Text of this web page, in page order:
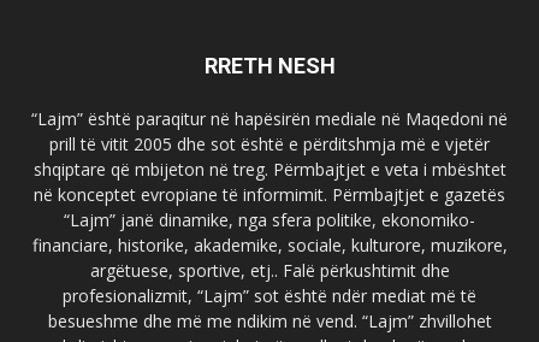
RRETH NESH
“Lajm” është paraqitur në hapësirën mediale në Maqedoni në
prill të vitit 2005 dhe sot është e përditshmja më e vjetër
shqiptare që mbijeton në treg. Përmbajtjet e veta i mbështet
në konceptet evropiane të informimit. Përmbajtjet e gazetës
“Lajm” janë dinamike, nga sfera politike, ekonomiko-
financiare, historike, akademike, sociale, kulturore, muzikore,
argëtuese, sportive, etj.. Falë përkushtimit dhe
profesionalizmit, “Lajm” sot është ndër mediat më të
besueshme dhe më me ndikim në vend. “Lajm” zhvillohet